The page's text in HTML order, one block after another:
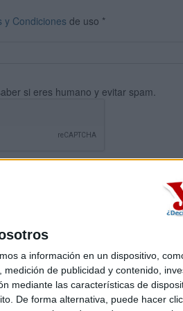
a información en un dispositivo,
de publicidad y contenido,
mediante las características de
De forma alternativa, puede hacer
y Condiciones de uso *
si eres humano y evitar spam.
Quiénes
Aviso legal|Politica de